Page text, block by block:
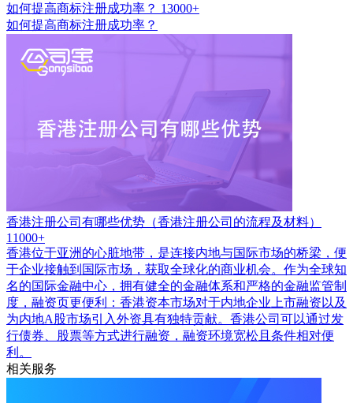
如何提高商标注册成功率？ 13000+
如何提高商标注册成功率？
香港注册公司有哪些优势（香港注册公司的流程及材料）
11000+
香港位于亚洲的心脏地带，是连接内地与国际市场的桥梁，便
于企业接触到国际市场，获取全球化的商业机会。作为全球知
名的国际金融中心，拥有健全的金融体系和严格的金融监管制
度，融资页更便利：香港资本市场对于内地企业上市融资以及
为内地A股市场引入外资具有独特贡献。香港公司可以通过发
行债券、股票等方式进行融资，融资环境宽松且条件相对便
利。
相关服务